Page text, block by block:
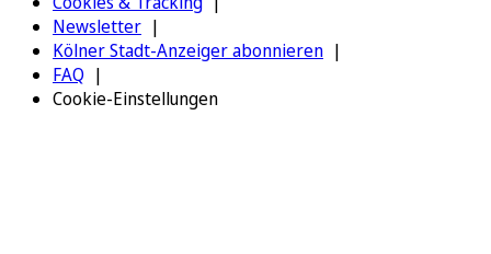
Newsletter
Kölner Stadt-Anzeiger abonnieren
FAQ
Cookie-Einstellungen